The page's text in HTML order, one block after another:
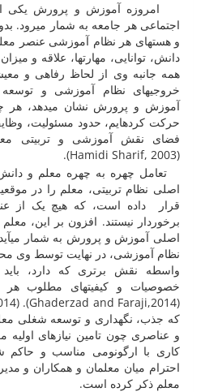
امروزه آموزش و پرورش یکی از
اجتماعی هر جامعه به شمار می­رود.
و هسته­ای هر نظام آموزشی عنصر
دانش، توانایی، مهارت­ها، علاقه و
همه جانبه وی از لحاظ رفاهی و
خروجی­های نظام آموزشی و توسعه
آموزش و پرورش نشان می­دهد،
حرکت کرده­ایم، حدود مسئولیت،
فضای نقش آموزشی و تربیتی
(Hamidi Sharif, 2003).
تعامل چهره به چهره معلم و
اصلی نظام تربیتی، معلم را در
قرار داده است، که هیچ یک از
برخوردار نیستند. افزون بر این،
اصلی آموزش و پرورش به شمار
نظام آموزشی، در نهایت توسط وی
واسطه نقش برتری که دارد، باید
خصوصیات و کیفیت­های مطلوب هر
که جذب، نگهداری و توسعه شغلی
و عناصری چون تامین نیازهای
کاری با ارگونومی مناسب و حاکم
احترام میان معلمان و همکاران و
معلم ذکر کرده است.